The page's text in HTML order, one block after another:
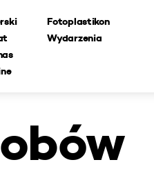
Fotoplastikon
Wydarzenia